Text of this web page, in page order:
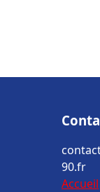
90.fr
Accueil